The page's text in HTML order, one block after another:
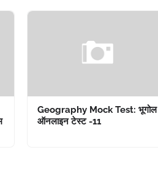
Geography Mock Test: भूगोल
ऑनलाइन टेस्ट -11